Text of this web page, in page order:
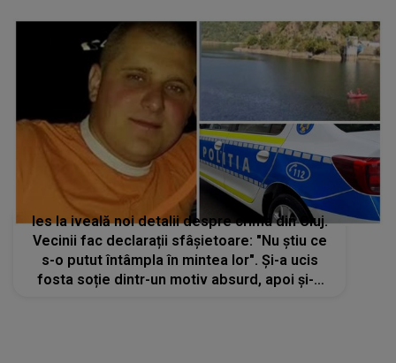
Ies la iveală noi detalii despre crima din Cluj.
Vecinii fac declarații sfâșietoare: "Nu știu ce
s-o putut întâmpla în mintea lor". Și-a ucis
fosta soție dintr-un motiv absurd, apoi și-a